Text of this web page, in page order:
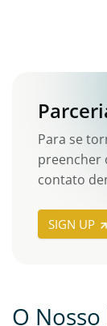
Para se
preencher
contato
SIGN UP
O